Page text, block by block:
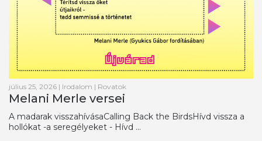
július 25, 2026 | Irodalom | Rovatok
Melani Merle versei
A madarak visszahívásaCalling Back the BirdsHívd vissza a
hollókat -a seregélyeket - Hívd ...